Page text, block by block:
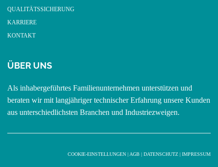
QUALITÄTSSICHERUNG
KARRIERE
KONTAKT
ÜBER UNS
Als inhabergeführtes Familienunternehmen unterstützen und
beraten wir mit langjähriger technischer Erfahrung unsere Kunden
aus unterschiedlichsten Branchen und Industriezweigen.
COOKIE-EINSTELLUNGEN | AGB | DATENSCHUTZ | IMPRESSUM